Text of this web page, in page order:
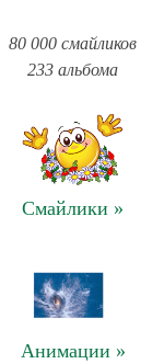
80 000 смайликов
233 альбома
Смайлики »
Анимации »